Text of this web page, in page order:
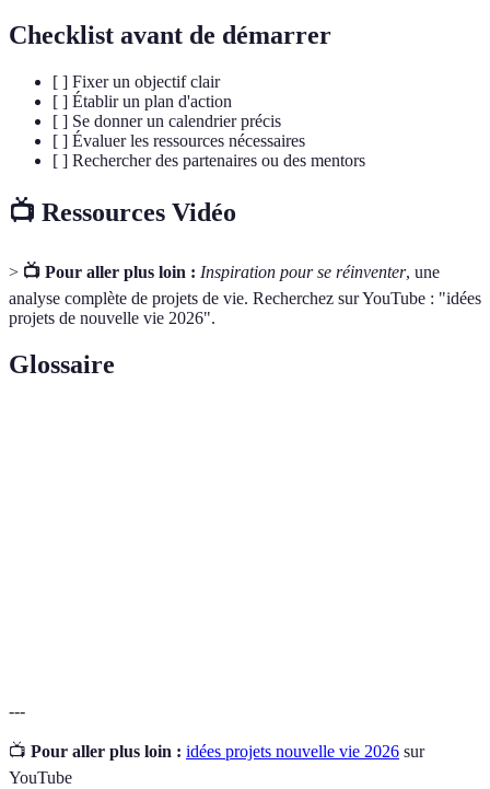
Checklist avant de démarrer
[ ] Fixer un objectif clair
[ ] Établir un plan d'action
[ ] Se donner un calendrier précis
[ ] Évaluer les ressources nécessaires
[ ] Rechercher des partenaires ou des mentors
📺 Ressources Vidéo
> 📺 Pour aller plus loin : Inspiration pour se réinventer, une
analyse complète de projets de vie. Recherchez sur YouTube : "idées
projets de nouvelle vie 2026".
Glossaire
---
📺 Pour aller plus loin : idées projets nouvelle vie 2026 sur
YouTube